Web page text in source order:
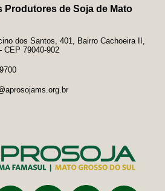
Produtores de Soja de Mato
dos Santos, 401, Bairro Cachoeira II,
CEP 79040-902